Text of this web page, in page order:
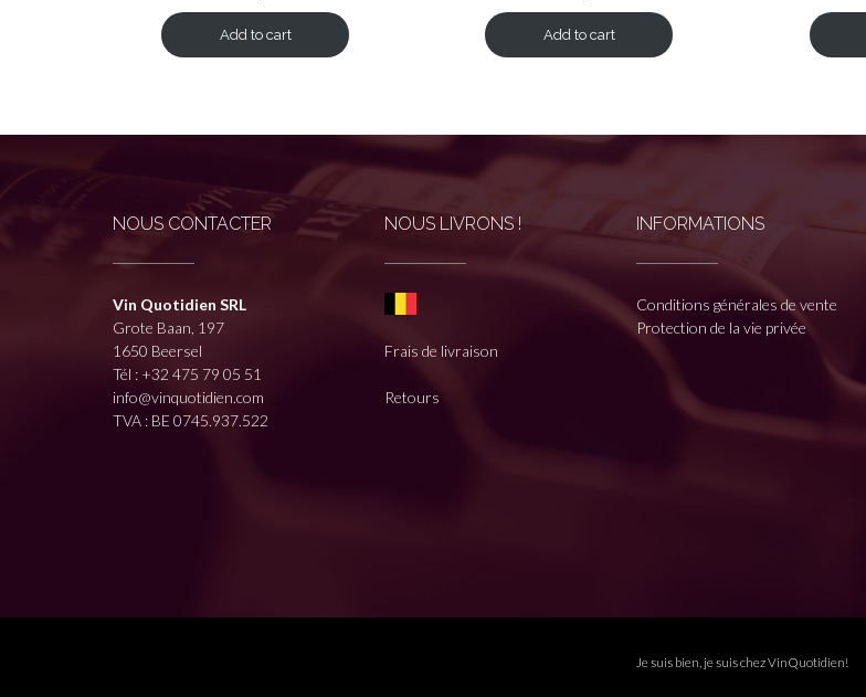
Add to cart Add to cart
NOUS CONTACTER
Vin Quotidien SRL
Grote Baan, 197
1650 Beersel
Tél : +32 475 79 05 51
info@vinquotidien.com
TVA : BE 0745.937.522
NOUS LIVRONS !
Frais de livraison
Retours
INFORMATIONS
Conditions générales de vente
Protection de la vie privée
Je suis bien, je suis chezVinQuotidien!